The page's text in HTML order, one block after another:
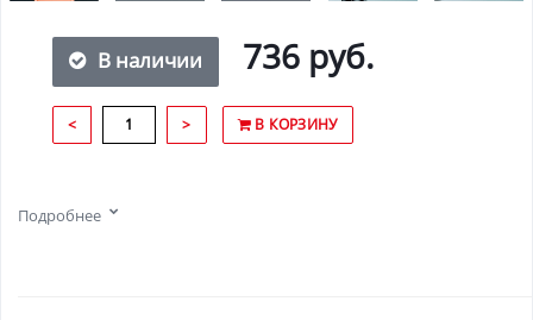
В наличии 736 руб.
< > В КОРЗИНУ
Подробнее